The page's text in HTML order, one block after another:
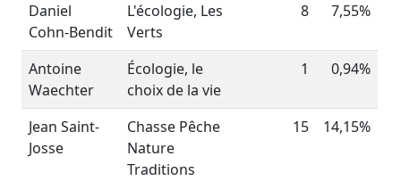
Daniel
Cohn-Bendit
L'écologie, Les
Verts
8 7,55%
Antoine
Waechter
Écologie, le
choix de la vie
1 0,94%
Jean Saint-
Josse
Chasse Pêche
Nature
Traditions
15 14,15%